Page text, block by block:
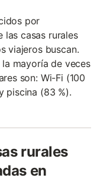
por
las casas rurales
viajeros buscan.
mayoría de veces
son: Wi-Fi (100
piscina (83 %).
rurales
en